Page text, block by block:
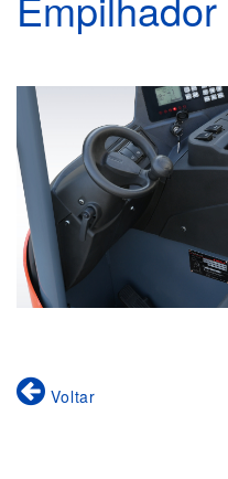
Voltar